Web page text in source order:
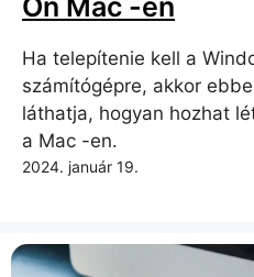
Ha telepítenie kell a
számítógépre, akkor
láthatja, hogyan hozhat
a Mac -en.
2024. január 19.